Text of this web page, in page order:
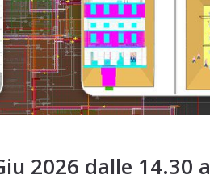
2026 dalle 14.30